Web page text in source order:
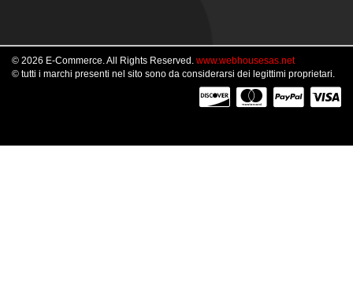
© 2026 E-Commerce. All Rights Reserved. www.webhousesas.net
© tutti i marchi presenti nel sito sono da considerarsi dei legittimi proprietari.